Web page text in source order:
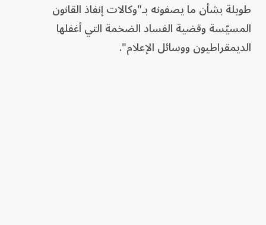
طويلة بشأن ما يصفونه بـ"وكالات إنفاذ القانون
المسيّسة وقضية الفساد الضخمة التي أغفلها
الديمقراطيون ووسائل الإعلام".